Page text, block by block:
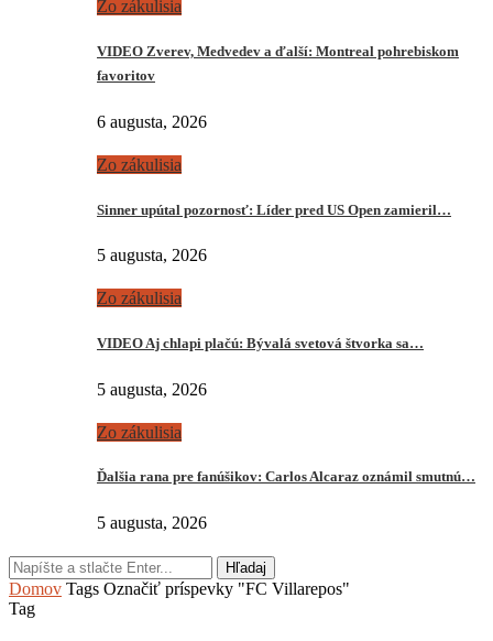
Zo zákulisia
VIDEO Zverev, Medvedev a ďalší: Montreal pohrebiskom
favoritov
6 augusta, 2026
Zo zákulisia
Sinner upútal pozornosť: Líder pred US Open zamieril…
5 augusta, 2026
Zo zákulisia
VIDEO Aj chlapi plačú: Bývalá svetová štvorka sa…
5 augusta, 2026
Zo zákulisia
Ďalšia rana pre fanúšikov: Carlos Alcaraz oznámil smutnú…
5 augusta, 2026
Hľadaj
Domov Tags Označiť príspevky "FC Villarepos"
Tag